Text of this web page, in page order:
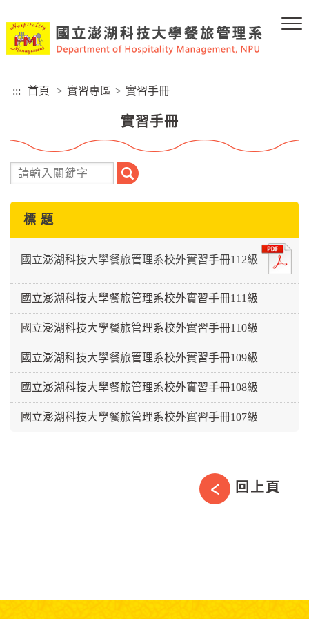
到
要
::: 首頁 > 實習專區 > 實習手冊
實習手冊
搜
尋
標 題
國立澎湖科技大學餐旅管理系校外實習手冊112級
國立澎湖科技大學餐旅管理系校外實習手冊111級
國立澎湖科技大學餐旅管理系校外實習手冊110級
國立澎湖科技大學餐旅管理系校外實習手冊109級
國立澎湖科技大學餐旅管理系校外實習手冊108級
國立澎湖科技大學餐旅管理系校外實習手冊107級
回上頁